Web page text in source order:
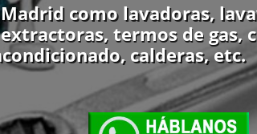
como lavadoras,
termos de gas,
calderas, etc.